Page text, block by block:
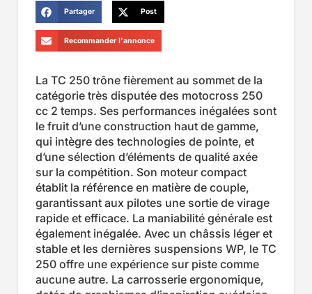
Partager Post
Recommander l'annonce
La TC 250 trône fièrement au sommet de la
catégorie très disputée des motocross 250
cc 2 temps. Ses performances inégalées sont
le fruit d’une construction haut de gamme,
qui intègre des technologies de pointe, et
d’une sélection d’éléments de qualité axée
sur la compétition. Son moteur compact
établit la référence en matière de couple,
garantissant aux pilotes une sortie de virage
rapide et efficace. La maniabilité générale est
également inégalée. Avec un châssis léger et
stable et les dernières suspensions WP, le TC
250 offre une expérience sur piste comme
aucune autre. La carrosserie ergonomique,